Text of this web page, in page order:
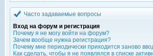
Часто задаваемые вопросы
Вход на форум и регистрация
Почему я не могу войти на форум?
Зачем вообще нужна регистрация?
Почему мне периодически приходится заново
Как сделать, чтобы я не появлялся в списке